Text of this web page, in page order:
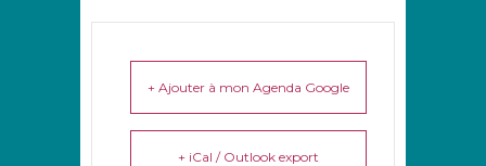
+ Ajouter à mon Agenda Google
+ iCal / Outlook export